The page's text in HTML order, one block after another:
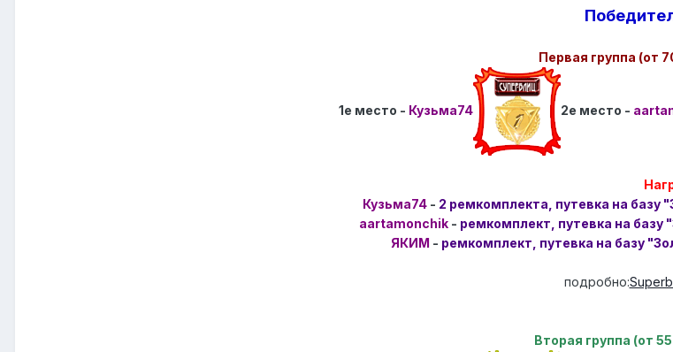
Первая группа (от
1е место - Кузьма74 2е место -
Кузьма74- 2 ремкомплекта, путевка на базу
aartamonchik - ремкомплект, путевка на базу
ЯКИМ - ремкомплект, путевка на базу
подробно:
Вторая группа (от